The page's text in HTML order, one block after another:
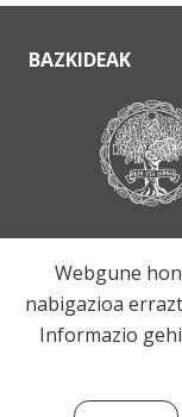
BAZKIDEAK
Webgune
nabigazioa
Informazio